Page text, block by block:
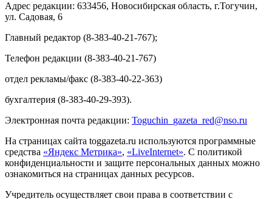
Адрес редакции: 633456, Новосибирская область, г.Тогучин,
ул. Садовая, 6
Главный редактор (8-383-40-21-767);
Телефон редакции (8-383-40-21-767)
отдел рекламы/факс (8-383-40-22-363)
бухгалтерия (8-383-40-29-393).
Электронная почта редакции: Toguchin gazeta red@nso.ru
На страницах сайта toggazeta.ru используются программные
средства «Яндекс Метрика», «LiveInternet». С политикой
конфиденциальности и защите персональных данных можно
ознакомиться на страницах данных ресурсов.
Учредитель осуществляет свои права в соответствии с